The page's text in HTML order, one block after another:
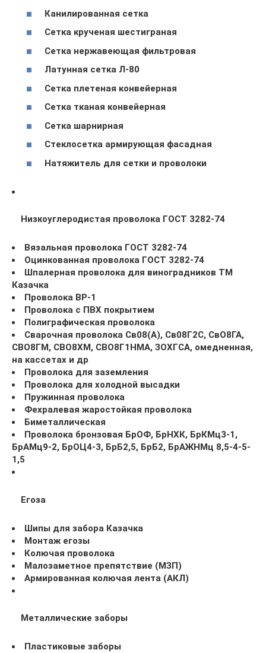
Канилированная сетка
Сетка крученая шестиграная
Сетка нержавеющая фильтровая
Латунная сетка Л-80
Сетка плетеная конвейерная
Сетка тканая конвейерная
Сетка шарнирная
Стеклосетка армирующая фасадная
Натяжитель для сетки и проволоки
Низкоуглеродистая проволока ГОСТ 3282-74
Вязальная проволока ГОСТ 3282-74
Оцинкованная проволока ГОСТ 3282-74
Шпалерная проволока для виноградников ТМ
Казачка
Проволока ВР-1
Проволока с ПВХ покрытием
Полиграфическая проволока
Сварочная проволока Св08(А), Св08Г2С, СвО8ГА,
СВО8ГМ, СВО8ХМ, СВО8Г1НМА, ЗОХГСА, омедненная,
на кассетах и др
Проволока для заземления
Проволока для холодной высадки
Пружинная проволока
Фехралевая жаростойкая проволока
Биметаллическая
Проволока бронзовая БрОФ, БрНХК, БрКМц3-1,
БрАМц9-2, БрОЦ4-3, БрБ2,5, БрБ2, БрАЖНМц 8,5-4-5-
1,5
Егоза
Шипы для забора Казачка
Монтаж егозы
Колючая проволока
Малозаметное препятствие (МЗП)
Армированная колючая лента (АКЛ)
Металлические заборы
Пластиковые заборы